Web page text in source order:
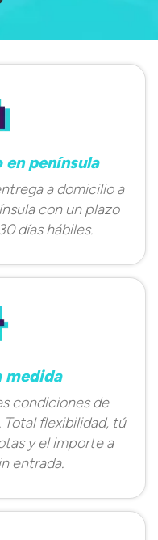
península
a domicilio a
con un plazo
días hábiles.
medida
condiciones de
flexibilidad, tú
y el importe a
entrada.